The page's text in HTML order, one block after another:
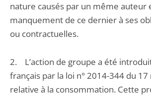
nature causés par un même auteur
manquement de ce dernier à ses
ou contractuelles.
2. L’action de groupe a été
français par la loi n° 2014-344 du
relative à la consommation. Cette